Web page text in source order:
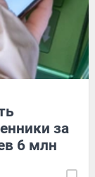
за
6 млн